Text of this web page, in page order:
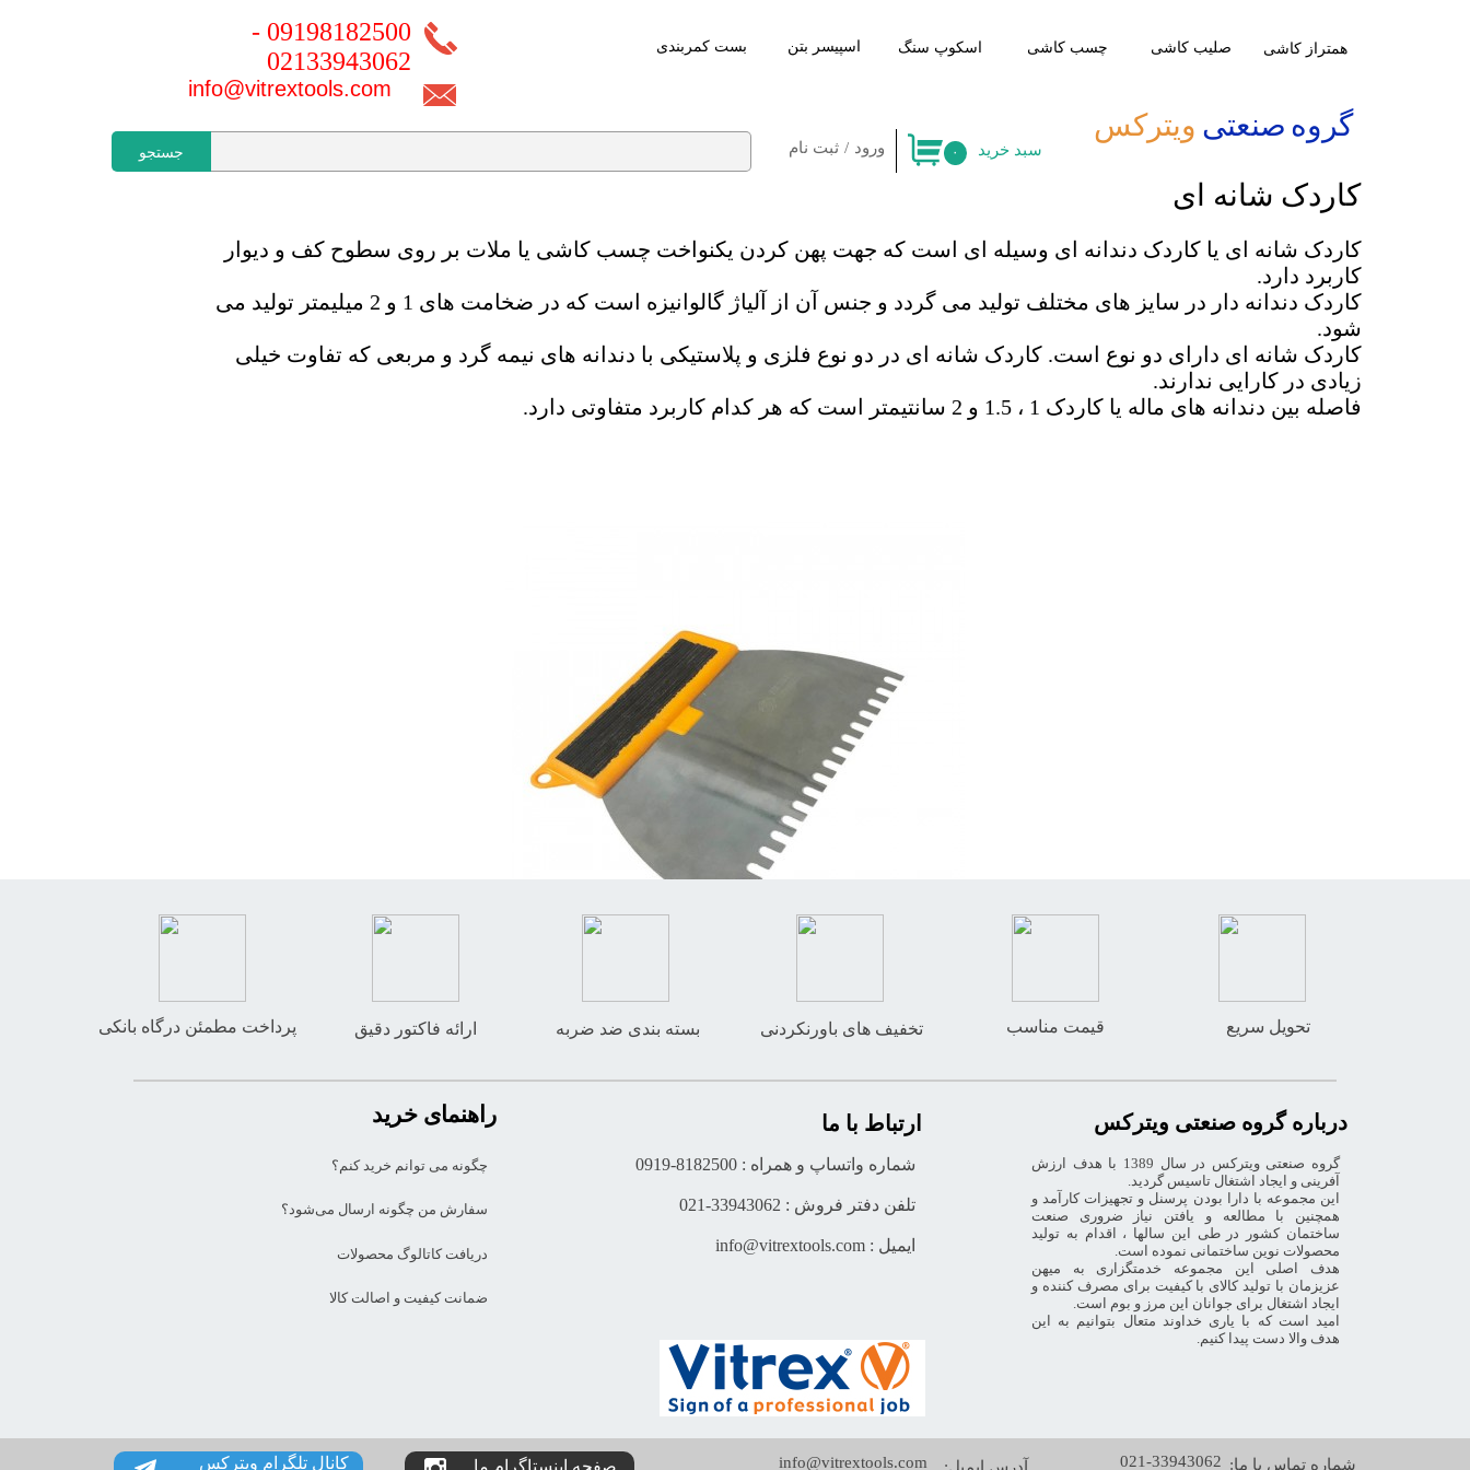
ورود / ثبت نام
سفارشات
خروج
​گروه صنعتی ویترکس
جستجو ۰ سبد خرید
09198182500 -
02133943062
​همتراز کاشی صلیب کاشی ​چسب کاشی اسکوپ سنگ اسپیسر بتن ​بست کمربندی
info@vitrextools.com
کاردک شانه ای
کاردک شانه ای یا کاردک دندانه ای وسیله ای است که جهت پهن کردن یکنواخت چسب کاشی یا ملات بر روی سطوح کف و دیوار
کاربرد دارد.
کاردک دندانه دار در سایز های مختلف تولید می گردد و جنس آن از آلیاژ گالوانیزه است که در ضخامت های 1 و 2 میلیمتر تولید می
شود.
کاردک شانه ای دارای دو نوع است. کاردک شانه ای در دو نوع فلزی و پلاستیکی با دندانه های نیمه گرد و مربعی که تفاوت خیلی
زیادی در کارایی ندارند.
فاصله بین دندانه های ماله یا کاردک 1 ، 1.5 و 2 سانتیمتر است که هر کدام کاربرد متفاوتی دارد.
تحویل سریع قیمت مناسب تخفیف های باورنکردنی بسته بندی ضد ضربه ارائه فاکتور دقیق پرداخت مطمئن درگاه بانکی
درباره گروه صنعتی ویترکس
گروه صنعتی ویترکس در سال 1389 با هدف ارزش
آفرینی و ایجاد اشتغال تاسیس گردید.
این مجموعه با دارا بودن پرسنل و تجهیزات کارآمد و
همچنین با مطالعه و یافتن نیاز ضروری صنعت
ساختمان کشور در طی این سالها ، اقدام به تولید
محصولات نوین ساختمانی نموده است.
هدف اصلی این مجموعه خدمتگزاری به میهن
عزیزمان با تولید کالای با کیفیت برای مصرف کننده و
ایجاد اشتغال برای جوانان این مرز و بوم است.
امید است که با یاری خداوند متعال بتوانیم به این
هدف والا دست پیدا کنیم.
راهنمای خرید
چگونه می توانم خرید کنم؟
سفارش من چگونه ارسال می‌شود؟
دریافت کاتالوگ محصولات
ضمانت کیفیت و اصالت کالا
ارتباط با ما
شماره واتساپ و همراه : 8182500-0919
تلفن دفتر فروش : 33943062-021
ایمیل : info@vitrextools.com
شماره تماس با ما: 021-33943062
info@vitrextools.com کانال تلگرام ویترکس صفحه اینستاگرام ما